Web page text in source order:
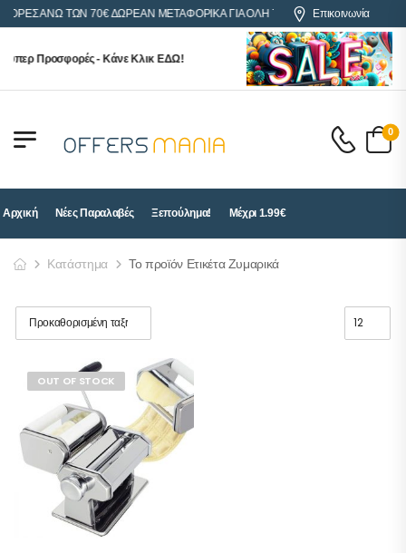
ΑΝΩ ΤΩΝ 70€ ΔΩΡΕΑΝ ΜΕΤΑΦΟΡΙΚΑ ΓΙΑ ΟΛΗ ΤΗΝ ΕΛΛΑΔΑΕπικοινωνία
Προσφορές - Κάνε Κλικ ΕΔΩ!
0
Αρχική Νέες Παραλαβές Ξεπούλημα! Μέχρι 1.99€
Κατάστημα Το προϊόν Ετικέτα Ζυμαρικά
OUT OF STOCK